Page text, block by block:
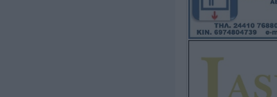
4 Αυγούστου 2026, 20:21
Τουρισμός για
πλατφόρμα
4 Αυγούστου 2026, 19:52